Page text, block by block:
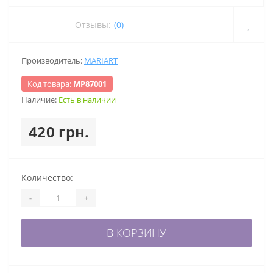
Отзывы: (0)
Производитель: MARIART
Код товара: МР87001
Наличие: Есть в наличии
420 грн.
Количество:
- +
В КОРЗИНУ